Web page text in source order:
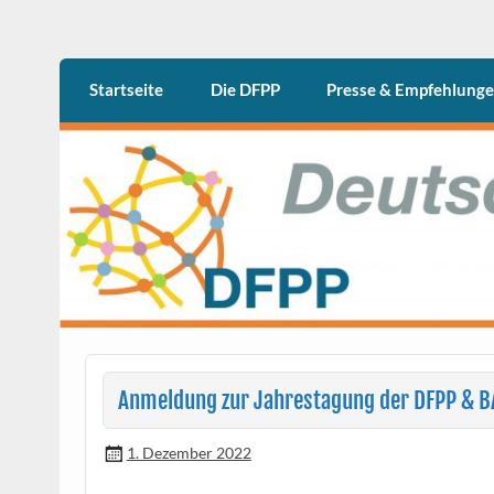
DFPPDeutschen Fachgesellschaft Psychiatrische
Startseite Die DFPP Presse &
Anmeldung zur Jahrestagung der DFPP &
1. Dezember 2022